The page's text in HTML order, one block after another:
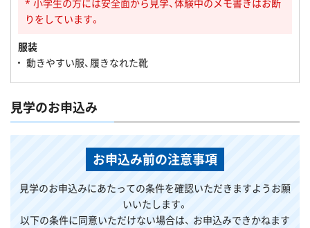
* 小学生の方には安全面から見学、体験中のメモ書きはお断
りをしています。
服装
動きやすい服、履きなれた靴
見学のお申込み
お申込み前の注意事項
見学のお申込みにあたっての条件を確認いただきますようお願
いいたします。
以下の条件に同意いただけない場合は、 お申込みできかねます